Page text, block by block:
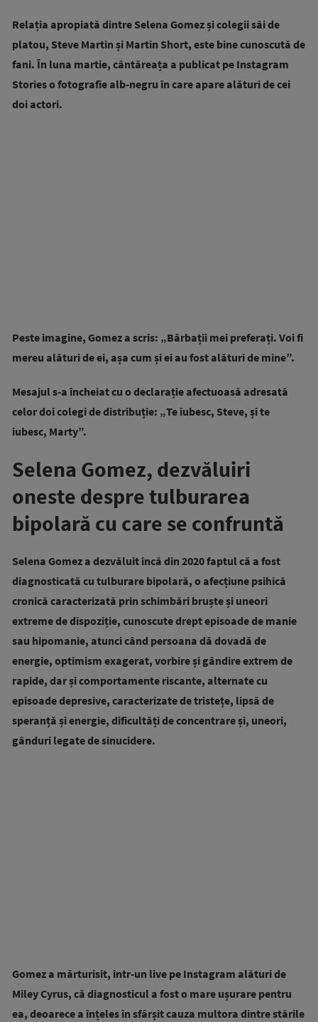
Relația apropiată dintre Selena Gomez și colegii săi de
platou, Steve Martin și Martin Short, este bine cunoscută de
fani. În luna martie, cântăreața a publicat pe Instagram
Stories o fotografie alb-negru în care apare alături de cei
doi actori.
Peste imagine, Gomez a scris: „Bărbații mei preferați. Voi fi
mereu alături de ei, așa cum și ei au fost alături de mine”.
Mesajul s-a încheiat cu o declarație afectuoasă adresată
celor doi colegi de distribuție: „Te iubesc, Steve, și te
iubesc, Marty”.
Selena Gomez, dezvăluiri
oneste despre tulburarea
bipolară cu care se confruntă
Selena Gomez a dezvăluit încă din 2020 faptul că a fost
diagnosticată cu tulburare bipolară, o afecțiune psihică
cronică caracterizată prin schimbări bruște și uneori
extreme de dispoziție, cunoscute drept episoade de manie
sau hipomanie, atunci când persoana dă dovadă de
energie, optimism exagerat, vorbire și gândire extrem de
rapide, dar și comportamente riscante, alternate cu
episoade depresive, caracterizate de tristețe, lipsă de
speranță și energie, dificultăți de concentrare și, uneori,
gânduri legate de sinucidere.
Gomez a mărturisit, într-un live pe Instagram alături de
Miley Cyrus, că diagnosticul a fost o mare ușurare pentru
ea, deoarece a înțeles în sfârșit cauza multora dintre stările